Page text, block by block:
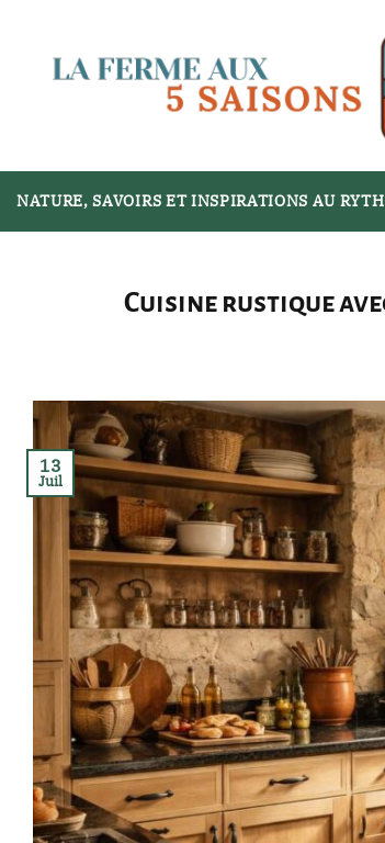
NATURE, SAVOIRS ET INSPIRATIONS AU
Cuisine rustique
13
Juil